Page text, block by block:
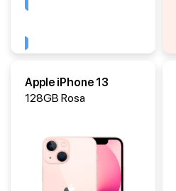
Apple iPhone 13
128GB Rosa